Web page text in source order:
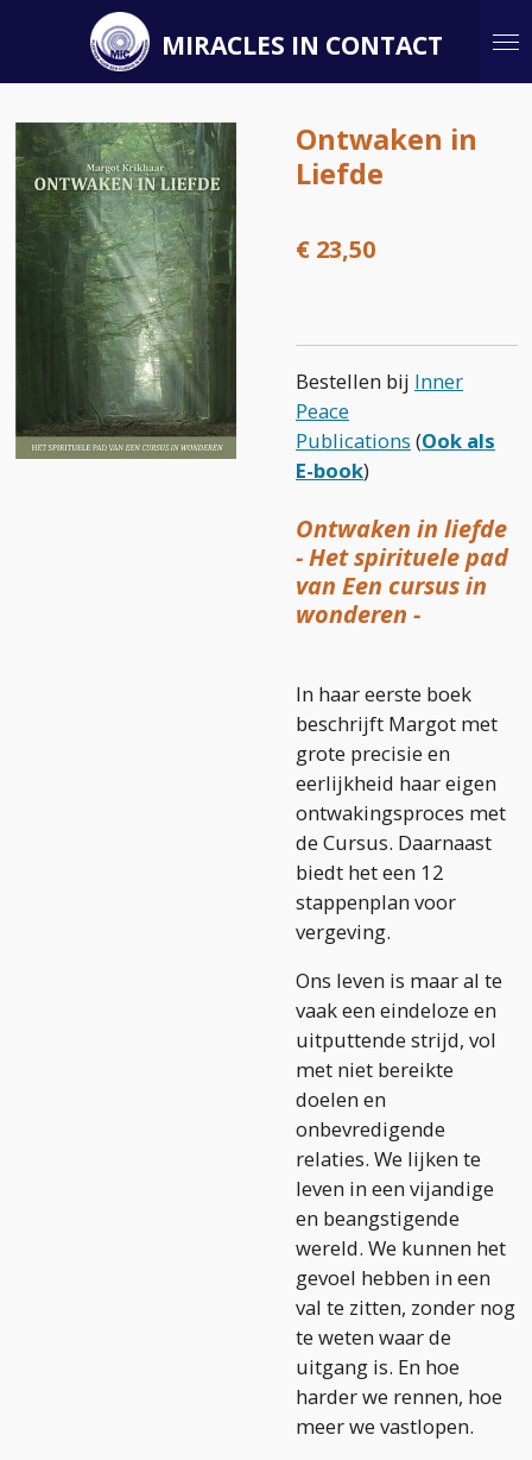
naar
hoofdinhoud
MIRACLES IN CONTACT
Ontwaken in
Liefde
€ 23,50
Bestellen bij Inner
Peace
Publications (Ook als
E-book)
Ontwaken in liefde
- Het spirituele pad
van Een cursus in
wonderen -
In haar eerste boek
beschrijft Margot met
grote precisie en
eerlijkheid haar eigen
ontwakingsproces met
de Cursus. Daarnaast
biedt het een 12
stappenplan voor
vergeving.
Ons leven is maar al te
vaak een eindeloze en
uitputtende strijd, vol
met niet bereikte
doelen en
onbevredigende
relaties. We lijken te
leven in een vijandige
en beangstigende
wereld. We kunnen het
gevoel hebben in een
val te zitten, zonder nog
te weten waar de
uitgang is. En hoe
harder we rennen, hoe
meer we vastlopen.